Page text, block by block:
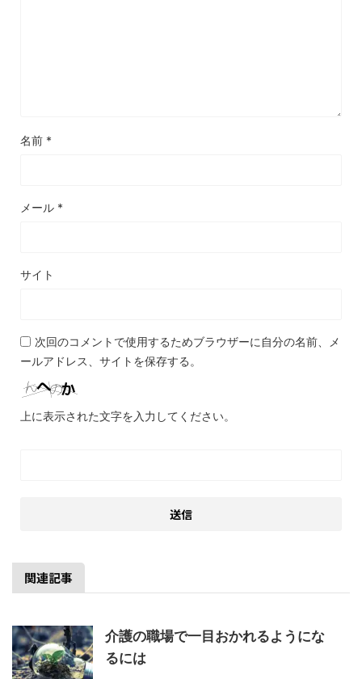
名前 *
メール *
サイト
次回のコメントで使用するためブラウザーに自分の名前、メ
ールアドレス、サイトを保存する。
上に表示された文字を入力してください。
関連記事
介護の職場で一目おかれるようにな
るには